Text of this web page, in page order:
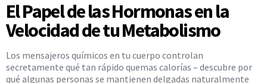
El Papel de las Hormonas en la
Velocidad de tu Metabolismo
Los mensajeros químicos en tu cuerpo controlan
secretamente qué tan rápido quemas calorías – descubre por
qué algunas personas se mantienen delgadas naturalmente